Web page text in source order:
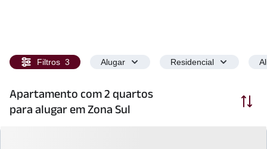
Filtros 3 Alugar Residencial
Apartamento com 2 quartos
para alugar em Zona Sul
Ordenar